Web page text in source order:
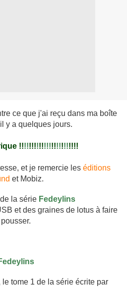
ce que j'ai reçu dans ma boîte
y a quelques jours.
!!!!!!!!!!!!!!!!!!!!!!!!
et je remercie les éditions
et Mobiz.
la série Fedeylins
et des graines de lotus à faire
pousser.
le tome 1 de la série écrite par